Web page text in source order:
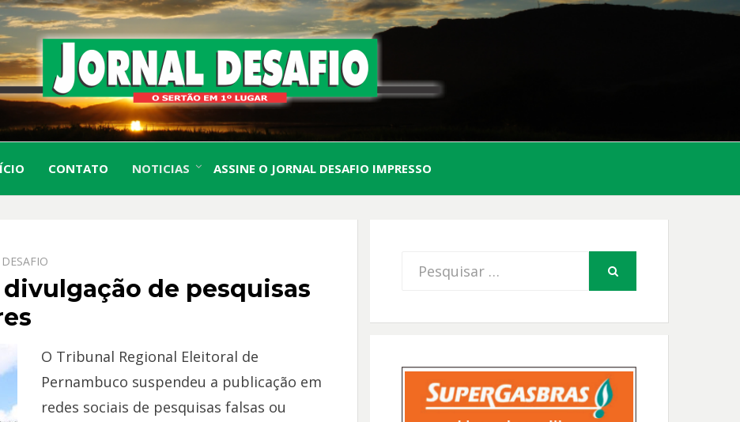
JORNAL
DESAFIO
O Sertão em 1º Lugar
CONTATO NOTICIAS ASSINE O JORNAL DESAFIO IMPRESSO
divulgação de pesquisas
O Tribunal Regional Eleitoral de
Pernambuco suspendeu a publicação em
redes sociais de pesquisas falsas ou
Procurar